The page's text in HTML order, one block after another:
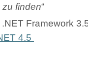
finden“
Framework
4.5